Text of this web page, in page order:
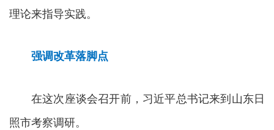
理论来指导实践。
强调改革落脚点
在这次座谈会召开前，习近平总书记来到山东日
照市考察调研。